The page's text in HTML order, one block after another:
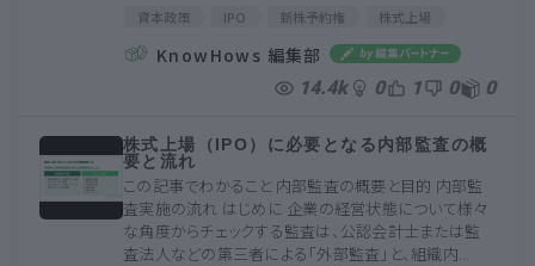
資本政策 IPO 新株予約権
株式上場
エクイティ・ファイナンス
ストック・オプション
ベンチャー・キャピタル
ベンチャー企業
KnowHows 編集部
14.4k 0 1 0 0
株式上場（IPO）に必要となる内部監査の概
要と流れ
この記事でわかること 内部監査の概要と目的 内部監
査実施の流れ はじめに 企業の経営状態について様々
な角度からチェックする監査は、公認会計士または監
査法人などの第三者による「外部監査」と、組織内...